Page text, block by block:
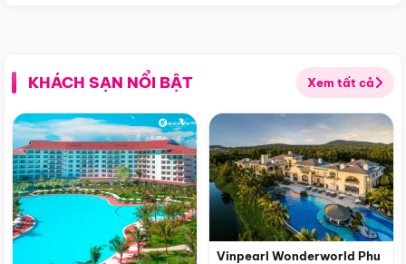
KHÁCH SẠN NỔI BẬT Xem tất cả
Vinpearl Wonderworld Phu